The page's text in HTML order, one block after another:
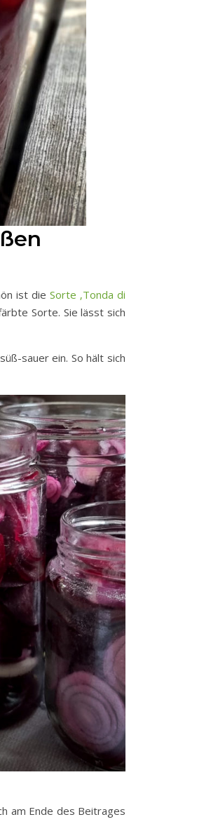
ist die Sorte ‚Tonda di
Sorte. Sie lässt sich
sauer ein. So hält sich
am Ende des Beitrages